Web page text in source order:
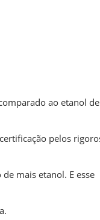
ao etanol
pelos
mais etanol. E esse